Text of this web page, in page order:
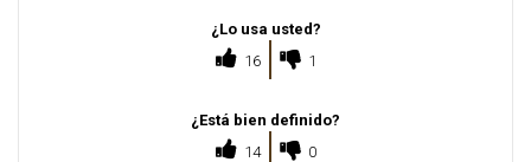
¿Lo usa usted?
16
1
¿Está bien definido?
14
0